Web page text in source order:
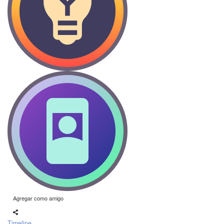
Agregar como amigo